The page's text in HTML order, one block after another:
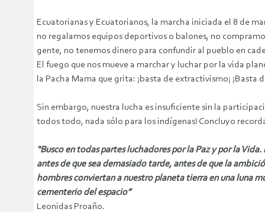
Ecuatorianas y Ecuatorianos, la marcha iniciada el 8 de
no regalamos equipos deportivos o balones, no
gente, no tenemos dinero para confundir al pueblo en
El fuego que nos mueve a marchar y luchar por la vida
la Pacha Mama que grita: ¡basta de extractivismo¡
Sin embargo, nuestra lucha es insuficiente sin la
todos todo, nada sólo para los indígenas! Concluyo
“Busco en todas partes luchadores por la Paz y por la
antes de que sea demasiado tarde, antes de que la
hombres conviertan a nuestro planeta tierra en una luna
cementerio del espacio”
Leonidas Proaño.